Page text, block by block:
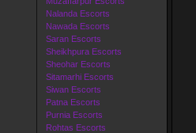
Nalanda Escorts
Nawada Escorts
Saran Escorts
Sheikhpura Escorts
Sheohar Escorts
Sitamarhi Escorts
Siwan Escorts
Patna Escorts
Purnia Escorts
Rohtas Escorts